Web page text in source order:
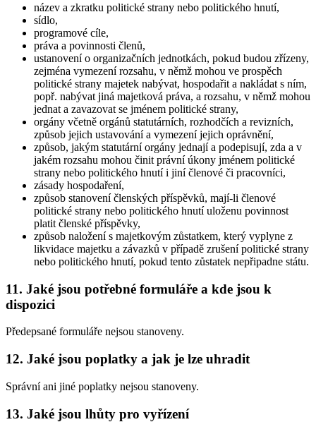
název a zkratku politické strany nebo politického hnutí,
sídlo,
programové cíle,
práva a povinnosti členů,
ustanovení o organizačních jednotkách, pokud budou zřízeny,
zejména vymezení rozsahu, v němž mohou ve prospěch
politické strany majetek nabývat, hospodařit a nakládat s ním,
popř. nabývat jiná majetková práva, a rozsahu, v němž mohou
jednat a zavazovat se jménem politické strany,
orgány včetně orgánů statutárních, rozhodčích a revizních,
způsob jejich ustavování a vymezení jejich oprávnění,
způsob, jakým statutární orgány jednají a podepisují, zda a v
jakém rozsahu mohou činit právní úkony jménem politické
strany nebo politického hnutí i jiní členové či pracovníci,
zásady hospodaření,
způsob stanovení členských příspěvků, mají-li členové
politické strany nebo politického hnutí uloženu povinnost
platit členské příspěvky,
způsob naložení s majetkovým zůstatkem, který vyplyne z
likvidace majetku a závazků v případě zrušení politické strany
nebo politického hnutí, pokud tento zůstatek nepřipadne státu.
11. Jaké jsou potřebné formuláře a kde jsou k
dispozici
Předepsané formuláře nejsou stanoveny.
12. Jaké jsou poplatky a jak je lze uhradit
Správní ani jiné poplatky nejsou stanoveny.
13. Jaké jsou lhůty pro vyřízení